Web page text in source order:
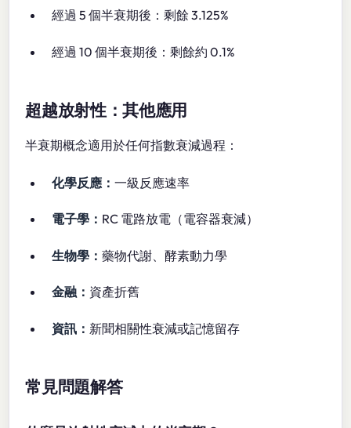
經過 5 個半衰期後：剩餘 3.125%
經過 10 個半衰期後：剩餘約 0.1%
超越放射性：其他應用
半衰期概念適用於任何指數衰減過程：
化學反應：一級反應速率
電子學： RC 電路放電（電容器衰減）
生物學：藥物代謝、酵素動力學
金融： 資產折舊
資訊： 新聞相關性衰減或記憶留存
常見問題解答